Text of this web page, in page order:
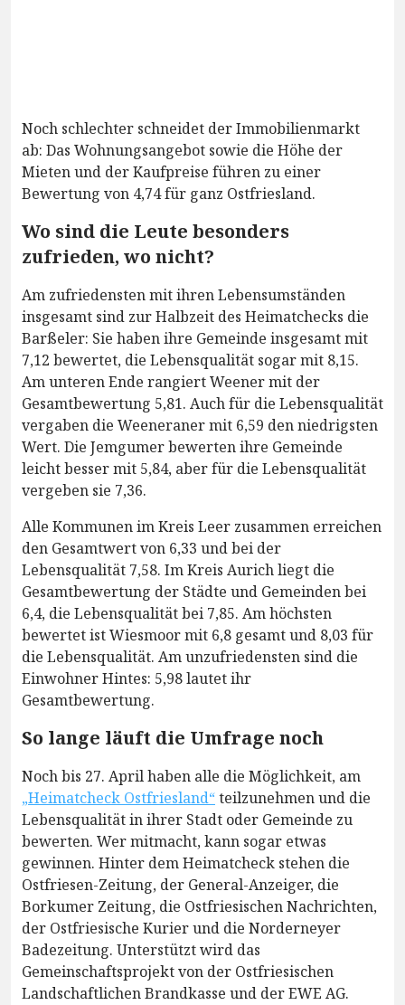
Noch schlechter schneidet der Immobilienmarkt
ab: Das Wohnungsangebot sowie die Höhe der
Mieten und der Kaufpreise führen zu einer
Bewertung von 4,74 für ganz Ostfriesland.
Wo sind die Leute besonders
zufrieden, wo nicht?
Am zufriedensten mit ihren Lebensumständen
insgesamt sind zur Halbzeit des Heimatchecks die
Barßeler: Sie haben ihre Gemeinde insgesamt mit
7,12 bewertet, die Lebensqualität sogar mit 8,15.
Am unteren Ende rangiert Weener mit der
Gesamtbewertung 5,81. Auch für die Lebensqualität
vergaben die Weeneraner mit 6,59 den niedrigsten
Wert. Die Jemgumer bewerten ihre Gemeinde
leicht besser mit 5,84, aber für die Lebensqualität
vergeben sie 7,36.
Alle Kommunen im Kreis Leer zusammen erreichen
den Gesamtwert von 6,33 und bei der
Lebensqualität 7,58. Im Kreis Aurich liegt die
Gesamtbewertung der Städte und Gemeinden bei
6,4, die Lebensqualität bei 7,85. Am höchsten
bewertet ist Wiesmoor mit 6,8 gesamt und 8,03 für
die Lebensqualität. Am unzufriedensten sind die
Einwohner Hintes: 5,98 lautet ihr
Gesamtbewertung.
So lange läuft die Umfrage noch
Noch bis 27. April haben alle die Möglichkeit, am
„Heimatcheck Ostfriesland“teilzunehmen und die
Lebensqualität in ihrer Stadt oder Gemeinde zu
bewerten. Wer mitmacht, kann sogar etwas
gewinnen. Hinter dem Heimatcheck stehen die
Ostfriesen-Zeitung, der General-Anzeiger, die
Borkumer Zeitung, die Ostfriesischen Nachrichten,
der Ostfriesische Kurier und die Norderneyer
Badezeitung. Unterstützt wird das
Gemeinschaftsprojekt von der Ostfriesischen
Landschaftlichen Brandkasse und der EWE AG.